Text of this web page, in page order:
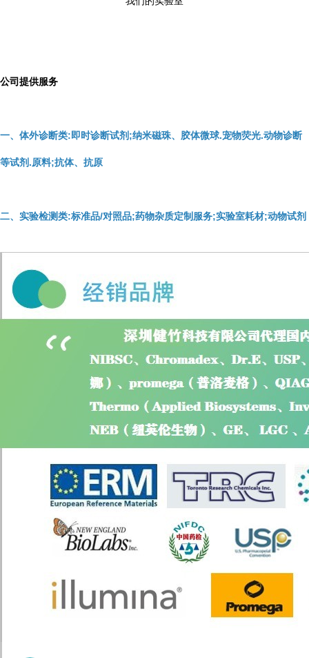
公司提供服务
一、体外诊断类:即时诊断试剂;纳米磁珠、胶体微球.宠物荧光.动物诊断
等试剂.原料;抗体、抗原
二、实验检测类:标准品/对照品;药物杂质定制服务;实验室耗材;动物试剂